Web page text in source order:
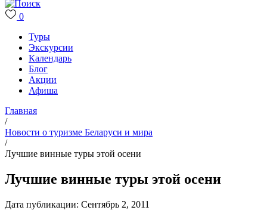
0
Туры
Экскурсии
Календарь
Блог
Акции
Афиша
Главная
/
Новости о туризме Беларуси и мира
/
Лучшие винные туры этой осени
Лучшие винные туры этой осени
Дата публикации: Сентябрь 2, 2011